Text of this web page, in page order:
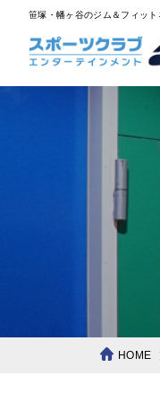
笹塚・幡ヶ谷のジム＆フィッ
HOME